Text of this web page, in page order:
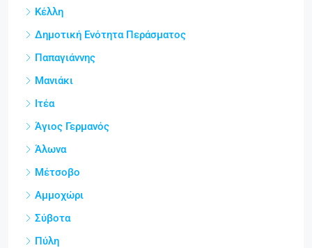
Κέλλη
Δημοτική Ενότητα Περάσματος
Παπαγιάννης
Μανιάκι
Ιτέα
Άγιος Γερμανός
Άλωνα
Μέτσοβο
Αμμοχώρι
Σύβοτα
Πύλη